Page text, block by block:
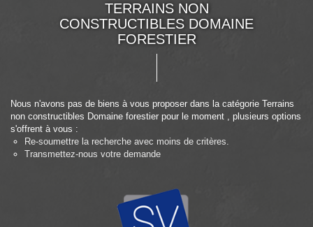
TERRAINS NON
CONSTRUCTIBLES DOMAINE
FORESTIER
Nous n'avons pas de biens à vous proposer dans la catégorie Terrains
non constructibles Domaine forestier pour le moment , plusieurs options
s'offrent à vous :
Re-soumettre la recherche avec moins de critères.
Transmettez-nous votre demande